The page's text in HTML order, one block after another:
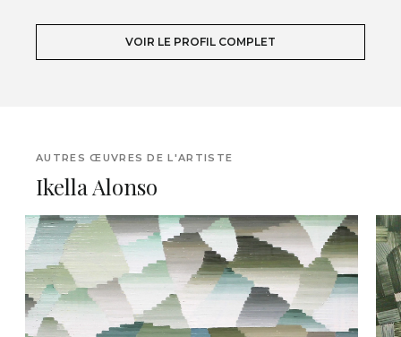
VOIR LE PROFIL COMPLET
AUTRES ŒUVRES DE L'ARTISTE
Ikella Alonso